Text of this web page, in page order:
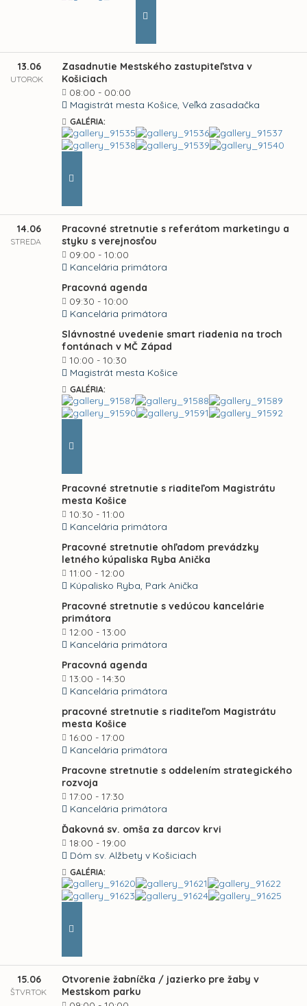
13.06
UTOROK
Zasadnutie Mestského zastupiteľstva v
Košiciach
08:00 - 00:00
Magistrát mesta Košice, Veľká zasadačka
GALÉRIA:
14.06
STREDA
Pracovné stretnutie s referátom marketingu a
styku s verejnosťou
09:00 - 10:00
Kancelária primátora
Pracovná agenda
09:30 - 10:00
Kancelária primátora
Slávnostné uvedenie smart riadenia na troch
fontánach v MČ Západ
10:00 - 10:30
Magistrát mesta Košice
GALÉRIA:
Pracovné stretnutie s riaditeľom Magistrátu
mesta Košice
10:30 - 11:00
Kancelária primátora
Pracovné stretnutie ohľadom prevádzky
letného kúpaliska Ryba Anička
11:00 - 12:00
Kúpalisko Ryba, Park Anička
Pracovné stretnutie s vedúcou kancelárie
primátora
12:00 - 13:00
Kancelária primátora
Pracovná agenda
13:00 - 14:30
Kancelária primátora
pracovné stretnutie s riaditeľom Magistrátu
mesta Košice
16:00 - 17:00
Kancelária primátora
Pracovne stretnutie s oddelením strategického
rozvoja
17:00 - 17:30
Kancelária primátora
Ďakovná sv. omša za darcov krvi
18:00 - 19:00
Dóm sv. Alžbety v Košiciach
GALÉRIA:
15.06
ŠTVRTOK
Otvorenie žabníčka / jazierko pre žaby v
Mestskom parku